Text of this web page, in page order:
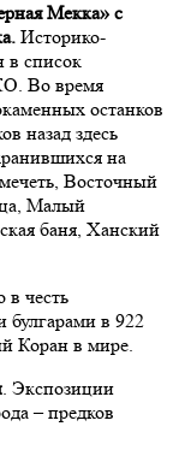
Мекка» с
Историко-
в список
Во время
останков
назад здесь
на
Восточный
Малый
баня, Ханский
в честь
булгарами в 922
Коран в мире.
. Экспозиции
– предков